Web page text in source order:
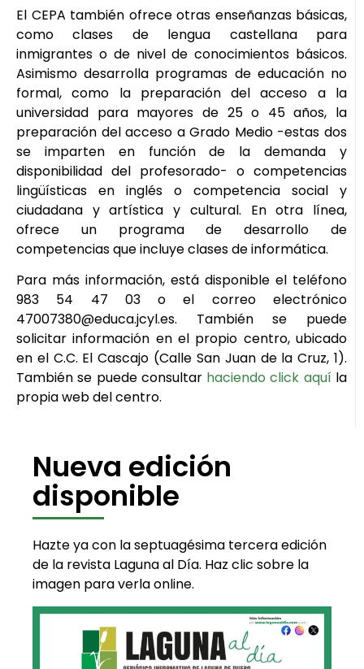
El CEPA también ofrece otras enseñanzas básicas,
como clases de lengua castellana para
inmigrantes o de nivel de conocimientos básicos.
Asimismo desarrolla programas de educación no
formal, como la preparación del acceso a la
universidad para mayores de 25 o 45 años, la
preparación del acceso a Grado Medio -estas dos
se imparten en función de la demanda y
disponibilidad del profesorado- o competencias
lingüísticas en inglés o competencia social y
ciudadana y artística y cultural. En otra línea,
ofrece un programa de desarrollo de
competencias que incluye clases de informática.
Para más información, está disponible el teléfono
983 54 47 03 o el correo electrónico
47007380@educa.jcyl.es. También se puede
solicitar información en el propio centro, ubicado
en el C.C. El Cascajo (Calle San Juan de la Cruz, 1).
También se puede consultar haciendo click aquíla
propia web del centro.
Nueva edición
disponible
Hazte ya con la septuagésima tercera edición
de la revista Laguna al Día. Haz clic sobre la
imagen para verla online.